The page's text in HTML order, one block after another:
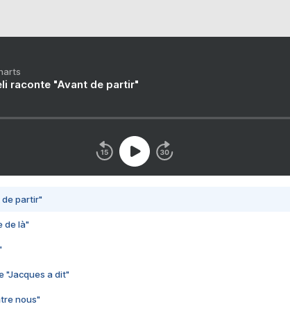
raconte "Avant de partir"
de partir"
de là"
"Jacques a dit"
nous"